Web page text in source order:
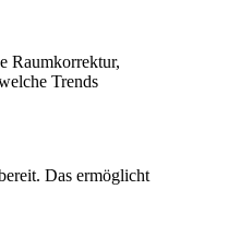
Raumkorrektur,
Trends
Das ermöglicht